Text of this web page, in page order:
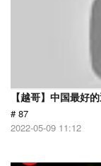
【越哥】中国最好
# 87
2022-05-09 11:12